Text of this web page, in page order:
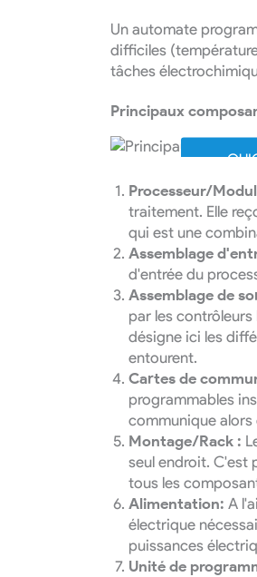
Un automate
difficiles
tâches
Principaux
Processeur/
traitement. Elle
qui est une
Assemblage
d'entrée du
Assemblage de
par les
désigne ici les
entourent.
Cartes de
programmables
communique alors
Montage/Rack :
seul endroit. C'est
tous les
Alimentation: A
électrique
puissances
Unité de